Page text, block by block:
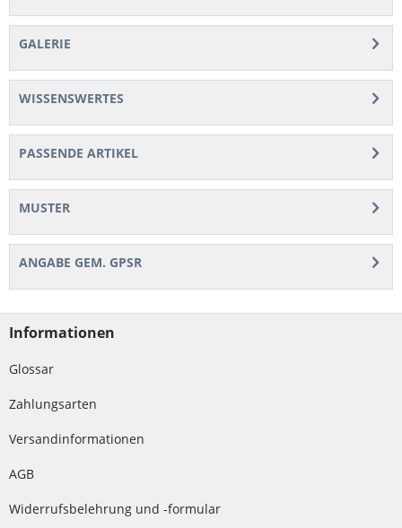
GALERIE
WISSENSWERTES
PASSENDE ARTIKEL
MUSTER
ANGABE GEM. GPSR
Informationen
Glossar
Zahlungsarten
Versandinformationen
AGB
Widerrufsbelehrung und -formular